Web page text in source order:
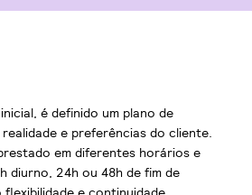
é definido um plano de
e preferências do cliente.
em diferentes horários e
diurno, 24h ou 48h de fim de